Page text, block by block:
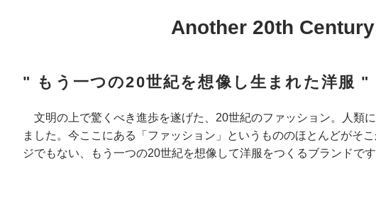
Another 20th Century
" もう一つの20世紀を想像し生まれた洋服 "
文明の上で驚くべき進歩を遂げた、20世紀のファッション。人類
ました。今ここにある「ファッション」というもののほとんどがそ
ジでもない、もう一つの20世紀を想像して洋服をつくるブランドです